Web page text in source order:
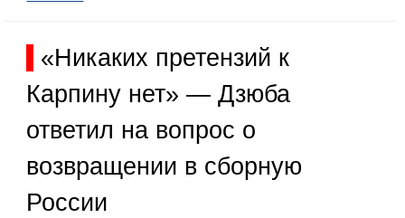
«Никаких претензий к
Карпину нет» — Дзюба
ответил на вопрос о
возвращении в сборную
России